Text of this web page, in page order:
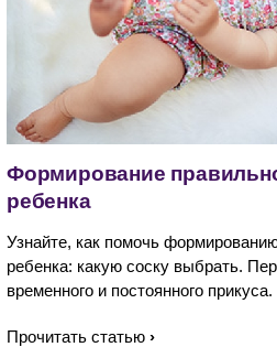
Формирование
ребенка
Узнайте, как помочь
ребенка: какую соску выбрать.
временного и постоянного прикуса.
Прочитать статью